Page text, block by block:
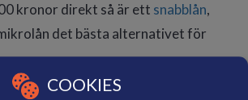
kronor direkt så är ett snabblån,
det bästa alternativet för
har gemensamt är att det går fort
COOKIES